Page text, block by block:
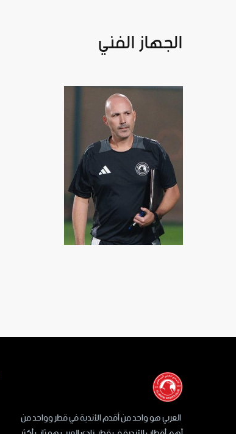
الجهاز الفني
ياري رودريغيز
مدرب
العربي هو واحد من أقدم الأندية في قطر وواحد من